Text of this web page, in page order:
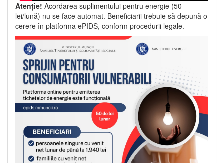
Atenție! Acordarea suplimentului pentru energie (50
lei/lună) nu se face automat. Beneficiarii trebuie să depună o
cerere în platforma ePIDS, conform procedurii legale.